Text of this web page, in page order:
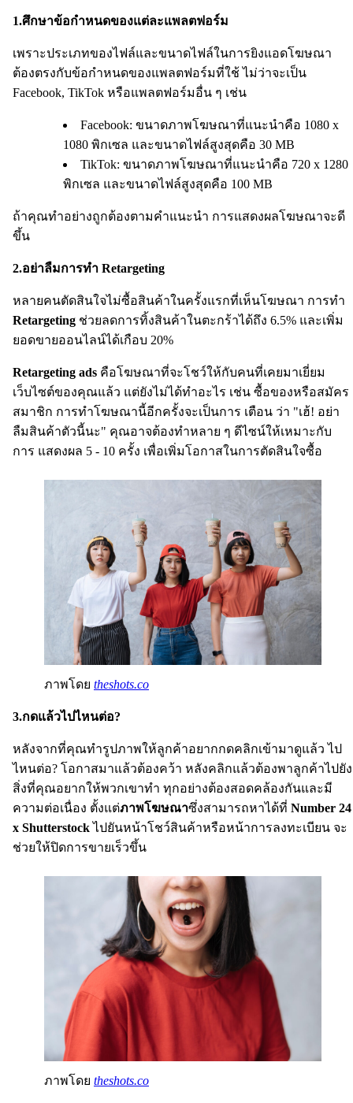
1.ศึกษาข้อกำหนดของแต่ละแพลตฟอร์ม
เพราะประเภทของไฟล์และขนาดไฟล์ในการยิงแอดโฆษณา
ต้องตรงกับข้อกำหนดของแพลตฟอร์มที่ใช้ ไม่ว่าจะเป็น
Facebook, TikTok หรือแพลตฟอร์มอื่น ๆ เช่น
Facebook: ขนาดภาพโฆษณาที่แนะนำคือ 1080 x
1080 พิกเซล และขนาดไฟล์สูงสุดคือ 30 MB
TikTok: ขนาดภาพโฆษณาที่แนะนำคือ 720 x 1280
พิกเซล และขนาดไฟล์สูงสุดคือ 100 MB
ถ้าคุณทำอย่างถูกต้องตามคำแนะนำ การแสดงผลโฆษณาจะดี
ขึ้น
2.อย่าลืมการทำ Retargeting
หลายคนตัดสินใจไม่ซื้อสินค้าในครั้งแรกที่เห็นโฆษณา การทำ
Retargeting ช่วยลดการทิ้งสินค้าในตะกร้าได้ถึง 6.5% และเพิ่ม
ยอดขายออนไลน์ได้เกือบ 20%
Retargeting ads คือโฆษณาที่จะโชว์ให้กับคนที่เคยมาเยี่ยม
เว็บไซต์ของคุณแล้ว แต่ยังไม่ได้ทำอะไร เช่น ซื้อของหรือสมัคร
สมาชิก การทำโฆษณานี้อีกครั้งจะเป็นการ เตือน ว่า "เฮ้! อย่า
ลืมสินค้าตัวนี้นะ" คุณอาจต้องทำหลาย ๆ ดีไซน์ให้เหมาะกับ
การ แสดงผล 5 - 10 ครั้ง เพื่อเพิ่มโอกาสในการตัดสินใจซื้อ
ภาพโดย theshots.co
3.กดแล้วไปไหนต่อ?
หลังจากที่คุณทำรูปภาพให้ลูกค้าอยากกดคลิกเข้ามาดูแล้ว ไป
ไหนต่อ? โอกาสมาแล้วต้องคว้า หลังคลิกแล้วต้องพาลูกค้าไปยัง
สิ่งที่คุณอยากให้พวกเขาทำ ทุกอย่างต้องสอดคล้องกันและมี
ความต่อเนื่อง ตั้งแต่ภาพโฆษณาซึ่งสามารถหาได้ที่ Number 24
x Shutterstockไปยันหน้าโชว์สินค้าหรือหน้าการลงทะเบียน จะ
ช่วยให้ปิดการขายเร็วขึ้น
ภาพโดย theshots.co